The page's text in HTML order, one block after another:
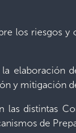
los riesgos y
elaboración
y mitigación
las distintas
de